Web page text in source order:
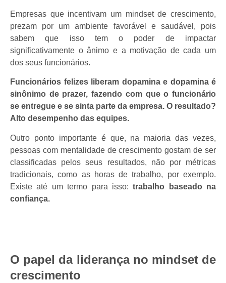
Empresas que incentivam um mindset de crescimento,
prezam por um ambiente favorável e saudável, pois
sabem que isso tem o poder de impactar
significativamente o ânimo e a motivação de cada um
dos seus funcionários.
Funcionários felizes liberam dopamina e dopamina é
sinônimo de prazer, fazendo com que o funcionário
se entregue e se sinta parte da empresa. O resultado?
Alto desempenho das equipes.
Outro ponto importante é que, na maioria das vezes,
pessoas com mentalidade de crescimento gostam de ser
classificadas pelos seus resultados, não por métricas
tradicionais, como as horas de trabalho, por exemplo.
Existe até um termo para isso:trabalho baseado na
confiança.
O papel da liderança no mindset de
crescimento